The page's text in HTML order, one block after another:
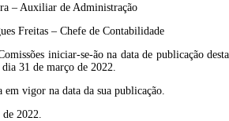
– Auxiliar de Administração
Freitas – Chefe de Contabilidade
iniciar-se-ão na data de publicação desta
31 de março de 2022.
em vigor na data da sua publicação.
2022.